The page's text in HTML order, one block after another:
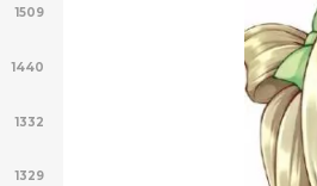
1509
1440
1332
1329